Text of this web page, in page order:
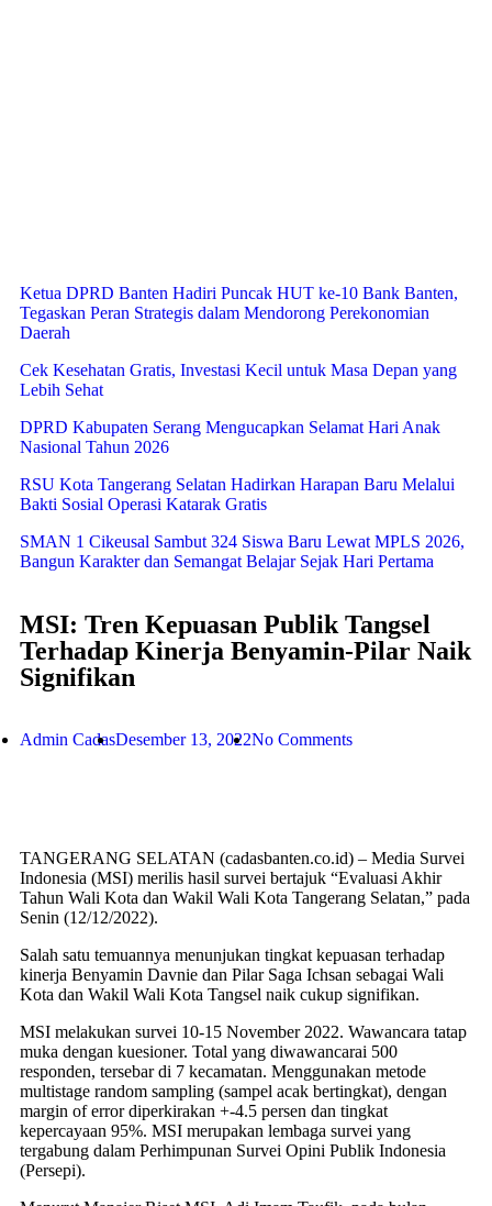
Ketua DPRD Banten Hadiri Puncak HUT ke-10 Bank Banten,
Tegaskan Peran Strategis dalam Mendorong Perekonomian
Daerah
Cek Kesehatan Gratis, Investasi Kecil untuk Masa Depan yang
Lebih Sehat
DPRD Kabupaten Serang Mengucapkan Selamat Hari Anak
Nasional Tahun 2026
RSU Kota Tangerang Selatan Hadirkan Harapan Baru Melalui
Bakti Sosial Operasi Katarak Gratis
SMAN 1 Cikeusal Sambut 324 Siswa Baru Lewat MPLS 2026,
Bangun Karakter dan Semangat Belajar Sejak Hari Pertama
MSI: Tren Kepuasan Publik Tangsel
Terhadap Kinerja Benyamin-Pilar Naik
Signifikan
Admin CadasDesember 13, 2022No Comments
TANGERANG SELATAN (cadasbanten.co.id) – Media Survei
Indonesia (MSI) merilis hasil survei bertajuk “Evaluasi Akhir
Tahun Wali Kota dan Wakil Wali Kota Tangerang Selatan,” pada
Senin (12/12/2022).
Salah satu temuannya menunjukan tingkat kepuasan terhadap
kinerja Benyamin Davnie dan Pilar Saga Ichsan sebagai Wali
Kota dan Wakil Wali Kota Tangsel naik cukup signifikan.
MSI melakukan survei 10-15 November 2022. Wawancara tatap
muka dengan kuesioner. Total yang diwawancarai 500
responden, tersebar di 7 kecamatan. Menggunakan metode
multistage random sampling (sampel acak bertingkat), dengan
margin of error diperkirakan +-4.5 persen dan tingkat
kepercayaan 95%. MSI merupakan lembaga survei yang
tergabung dalam Perhimpunan Survei Opini Publik Indonesia
(Persepi).